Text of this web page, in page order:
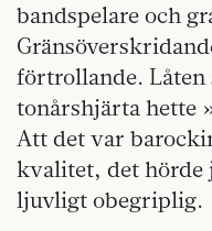
bandspelare och
förtrollande. Låten
tonårshjärta hette
Att det var
kvalitet, det hörde
ljuvligt obegriplig.